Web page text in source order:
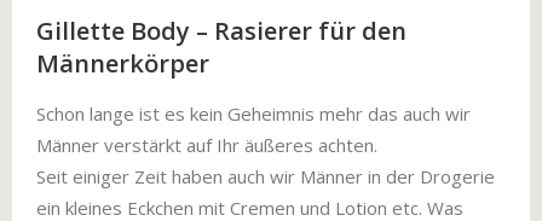
Gillette Body – Rasierer für den
Männerkörper
Schon lange ist es kein Geheimnis mehr das auch wir
Männer verstärkt auf Ihr äußeres achten.
Seit einiger Zeit haben auch wir Männer in der Drogerie
ein kleines Eckchen mit Cremen und Lotion etc. Was